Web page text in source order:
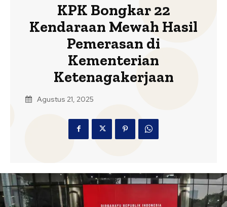
KPK Bongkar 22
Kendaraan Mewah Hasil
Pemerasan di
Kementerian
Ketenagakerjaan
Agustus 21, 2025